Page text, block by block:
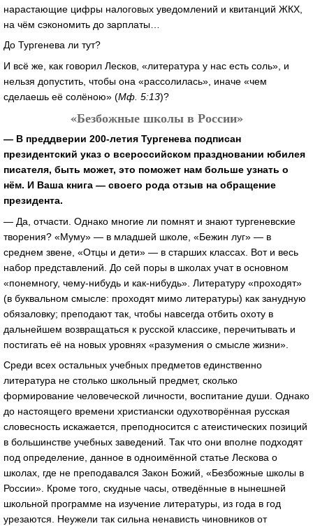
нарастающие цифры налоговых уведомлений и квитанций ЖКХ,
на чём сэкономить до зарплаты…
До Тургенева ли тут?
И всё же, как говорил Лесков, «литература у нас есть соль», и
нельзя допустить, чтобы она «рассолилась», иначе «чем
сделаешь её солёною» (Мф. 5:13)?
«Безбожные школы в России»
— В преддверии 200-летия Тургенева подписан
президентский указ о всероссийском праздновании юбилея
писателя, быть может, это поможет нам больше узнать о
нём. И Ваша книга — своего рода отзыв на обращение
президента.
— Да, отчасти. Однако многие ли помнят и знают тургеневские
творения? «Муму» — в младшей школе, «Бежин луг» — в
среднем звене, «Отцы и дети» — в старших классах. Вот и весь
набор представлений. До сей поры в школах учат в основном
«понемногу, чему-нибудь и как-нибудь». Литературу «проходят»
(в буквальном смысле: проходят мимо литературы) как занудную
обязаловку; преподают так, чтобы навсегда отбить охоту в
дальнейшем возвращаться к русской классике, перечитывать и
постигать её на новых уровнях «разумения о смысле жизни».
Среди всех остальных учебных предметов единственно
литература не столько школьный предмет, сколько
формирование человеческой личности, воспитание души. Однако
до настоящего времени христиански одухотворённая русская
словесность искажается, преподносится с атеистических позиций
в большинстве учебных заведений. Так что они вполне подходят
под определение, данное в одноимённой статье Лескова о
школах, где не преподавался Закон Божий, «Безбожные школы в
России». Кроме того, скудные часы, отведённые в нынешней
школьной программе на изучение литературы, из года в год
урезаются. Неужели так сильна ненависть чиновников от